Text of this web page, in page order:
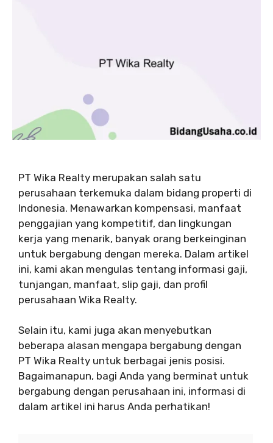
PT Wika Realty merupakan salah satu
perusahaan terkemuka dalam bidang properti di
Indonesia. Menawarkan kompensasi, manfaat
penggajian yang kompetitif, dan lingkungan
kerja yang menarik, banyak orang berkeinginan
untuk bergabung dengan mereka. Dalam artikel
ini, kami akan mengulas tentang informasi gaji,
tunjangan, manfaat, slip gaji, dan profil
perusahaan Wika Realty.
Selain itu, kami juga akan menyebutkan
beberapa alasan mengapa bergabung dengan
PT Wika Realty untuk berbagai jenis posisi.
Bagaimanapun, bagi Anda yang berminat untuk
bergabung dengan perusahaan ini, informasi di
dalam artikel ini harus Anda perhatikan!